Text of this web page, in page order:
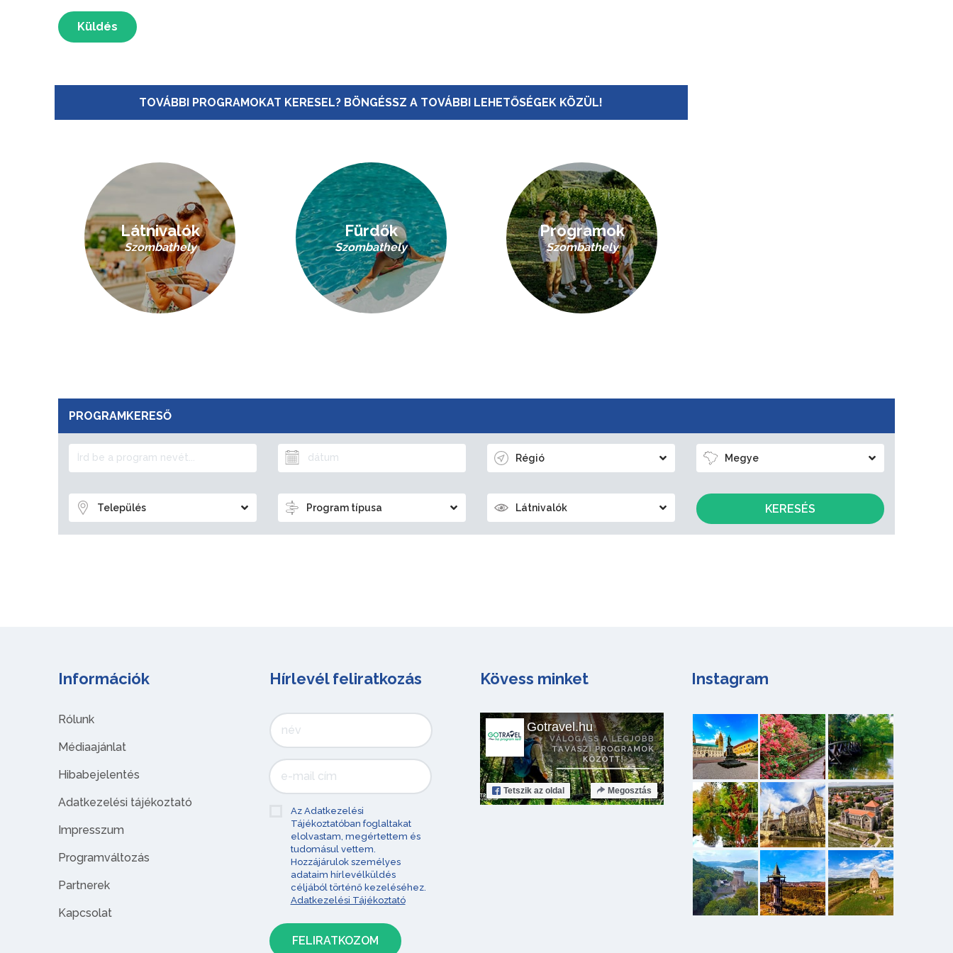
Küldés
TOVÁBBI PROGRAMOKAT KERESEL? BÖNGÉSSZ A TOVÁBBI LEHETŐSÉGEK KÖZÜL!
Látnivalók
Szombathely
Fürdők
Szombathely
Programok
Szombathely
PROGRAMKERESŐ
Régió Megye
Település Program típusa Látnivalók KERESÉS
Információk
Rólunk
Médiaajánlat
Hibabejelentés
Adatkezelési tájékoztató
Impresszum
Programváltozás
Partnerek
Kapcsolat
Hírlevél feliratkozás
Az Adatkezelési
Tájékoztatóban foglaltakat
elolvastam, megértettem és
tudomásul vettem.
Hozzájárulok személyes
adataim hírlevélküldés
céljából történő kezeléséhez.
Adatkezelési Tájékoztató
Kövess minket
Gotravel.hu
Tetszik az oldal Megosztás
Instagram